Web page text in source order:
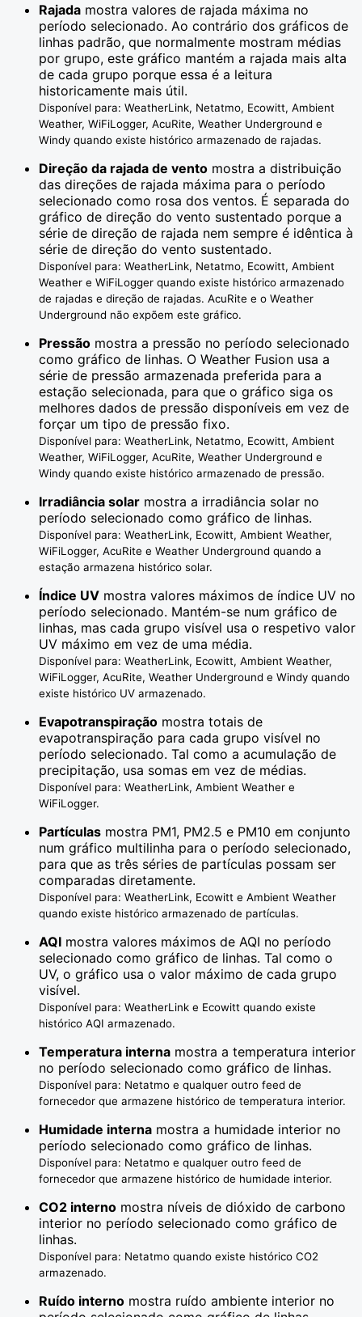
Rajada mostra valores de rajada máxima no
período selecionado. Ao contrário dos gráficos de
linhas padrão, que normalmente mostram médias
por grupo, este gráfico mantém a rajada mais alta
de cada grupo porque essa é a leitura
historicamente mais útil.
Disponível para: WeatherLink, Netatmo, Ecowitt, Ambient
Weather, WiFiLogger, AcuRite, Weather Underground e
Windy quando existe histórico armazenado de rajadas.
Direção da rajada de vento mostra a distribuição
das direções de rajada máxima para o período
selecionado como rosa dos ventos. É separada do
gráfico de direção do vento sustentado porque a
série de direção de rajada nem sempre é idêntica à
série de direção do vento sustentado.
Disponível para: WeatherLink, Netatmo, Ecowitt, Ambient
Weather e WiFiLogger quando existe histórico armazenado
de rajadas e direção de rajadas. AcuRite e o Weather
Underground não expõem este gráfico.
Pressão mostra a pressão no período selecionado
como gráfico de linhas. O Weather Fusion usa a
série de pressão armazenada preferida para a
estação selecionada, para que o gráfico siga os
melhores dados de pressão disponíveis em vez de
forçar um tipo de pressão fixo.
Disponível para: WeatherLink, Netatmo, Ecowitt, Ambient
Weather, WiFiLogger, AcuRite, Weather Underground e
Windy quando existe histórico armazenado de pressão.
Irradiância solar mostra a irradiância solar no
período selecionado como gráfico de linhas.
Disponível para: WeatherLink, Ecowitt, Ambient Weather,
WiFiLogger, AcuRite e Weather Underground quando a
estação armazena histórico solar.
Índice UV mostra valores máximos de índice UV no
período selecionado. Mantém-se num gráfico de
linhas, mas cada grupo visível usa o respetivo valor
UV máximo em vez de uma média.
Disponível para: WeatherLink, Ecowitt, Ambient Weather,
WiFiLogger, AcuRite, Weather Underground e Windy quando
existe histórico UV armazenado.
Evapotranspiração mostra totais de
evapotranspiração para cada grupo visível no
período selecionado. Tal como a acumulação de
precipitação, usa somas em vez de médias.
Disponível para: WeatherLink, Ambient Weather e
WiFiLogger.
Partículas mostra PM1, PM2.5 e PM10 em conjunto
num gráfico multilinha para o período selecionado,
para que as três séries de partículas possam ser
comparadas diretamente.
Disponível para: WeatherLink, Ecowitt e Ambient Weather
quando existe histórico armazenado de partículas.
AQI mostra valores máximos de AQI no período
selecionado como gráfico de linhas. Tal como o
UV, o gráfico usa o valor máximo de cada grupo
visível.
Disponível para: WeatherLink e Ecowitt quando existe
histórico AQI armazenado.
Temperatura interna mostra a temperatura interior
no período selecionado como gráfico de linhas.
Disponível para: Netatmo e qualquer outro feed de
fornecedor que armazene histórico de temperatura interior.
Humidade interna mostra a humidade interior no
período selecionado como gráfico de linhas.
Disponível para: Netatmo e qualquer outro feed de
fornecedor que armazene histórico de humidade interior.
CO2 interno mostra níveis de dióxido de carbono
interior no período selecionado como gráfico de
linhas.
Disponível para: Netatmo quando existe histórico CO2
armazenado.
Ruído interno mostra ruído ambiente interior no